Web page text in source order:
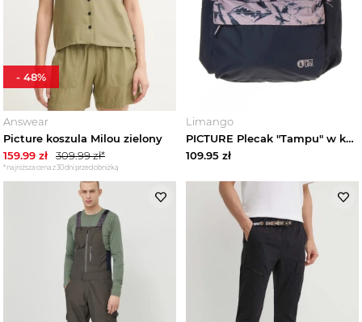
Answear
Picture koszula Milou zielony
159.99 zł 309.99zł*
*najniższa cena z 30 dni przed obniżką
- 48%
Limango
PICTURE Plecak "Tampu" w kolorze granatowo-jasnoróżowym - 28 x 44 x 14 cm rozmiar: onesize
109.95 zł